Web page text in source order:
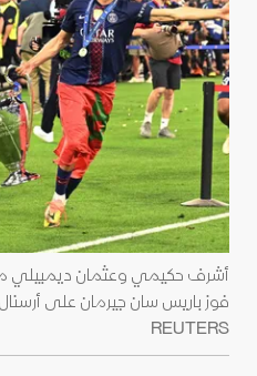
أشرف حكيمي وعثمان ديمبيلي
REUTERS